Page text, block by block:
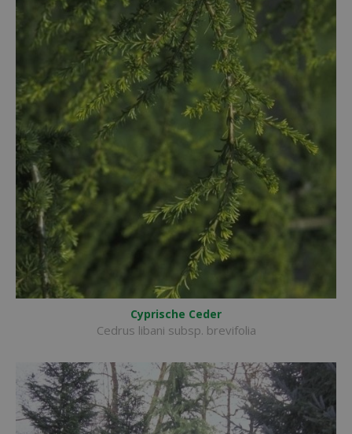
Cyprische Ceder
Cedrus libani subsp. brevifolia